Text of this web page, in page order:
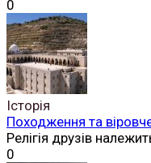
0
Історія
Походження та
Релігія друзів
0